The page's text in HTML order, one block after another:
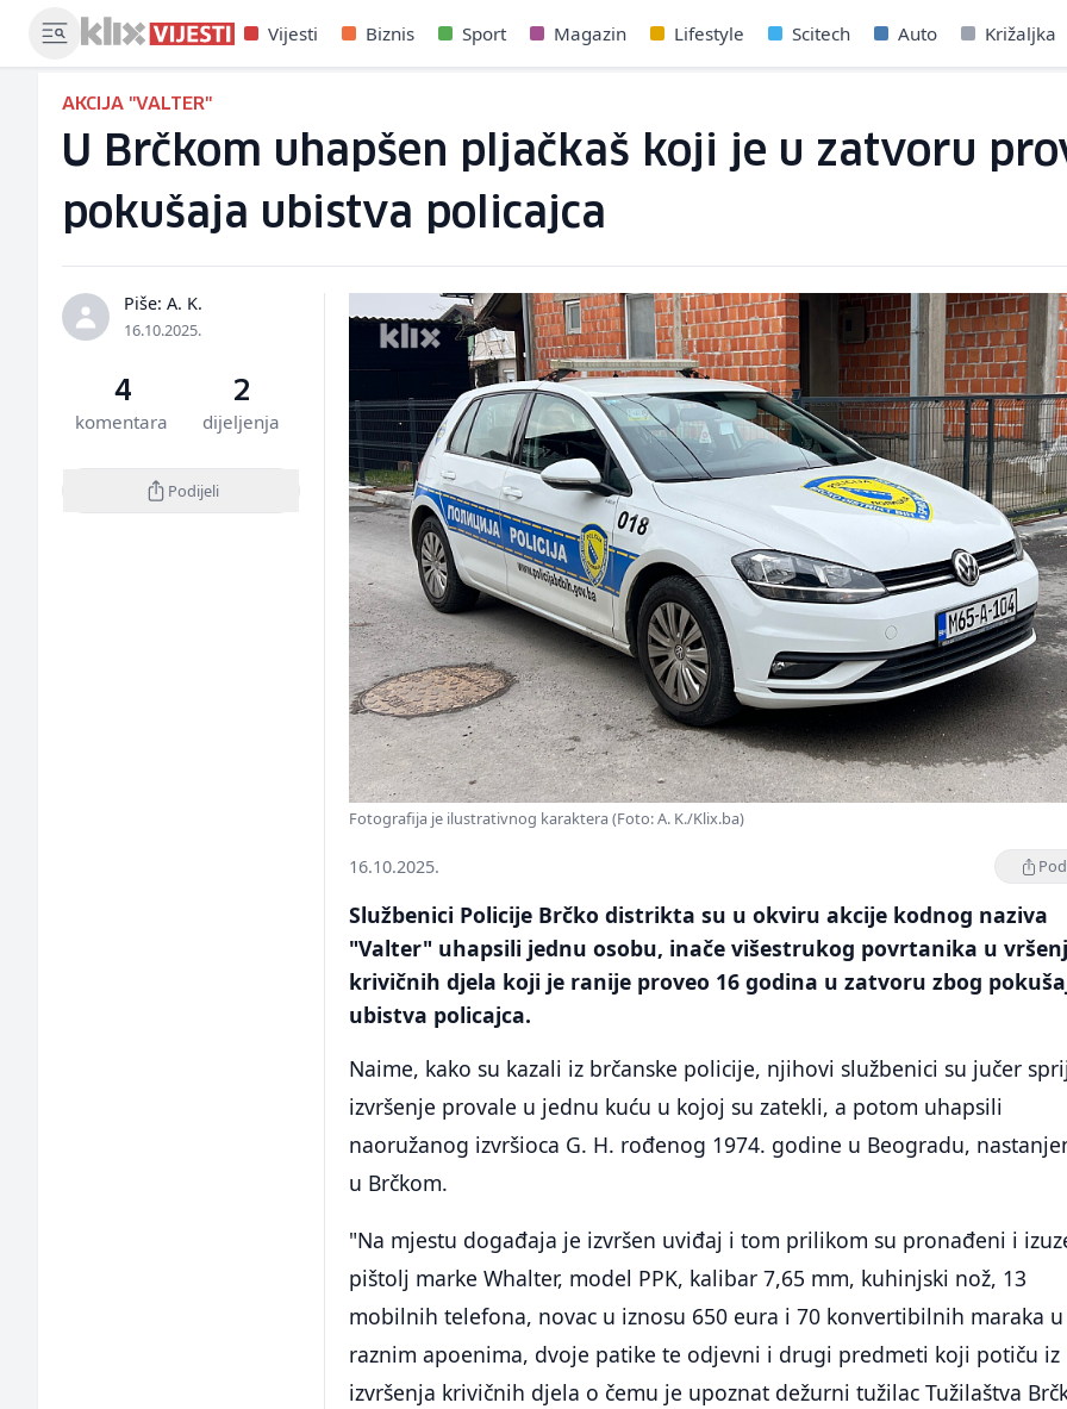
Vijesti Biznis Sport Magazin Lifestyle Scitech Auto Križaljka
AKCIJA "VALTER"
U Brčkom uhapšen pljačkaš koji je u zatvoru
pokušaja ubistva policajca
Piše: A. K.
16.10.2025.
4
komentara
2
dijeljenja
Podijeli
Fotografija je ilustrativnog karaktera (Foto: A. K./Klix.ba)
16.10.2025.
Službenici Policije Brčko distrikta su u okviru akcije kodnog naziva
"Valter" uhapsili jednu osobu, inače višestrukog povrtanika u
krivičnih djela koji je ranije proveo 16 godina u zatvoru zbog
ubistva policajca.
Naime, kako su kazali iz brčanske policije, njihovi službenici su jučer
izvršenje provale u jednu kuću u kojoj su zatekli, a potom uhapsili
naoružanog izvršioca G. H. rođenog 1974. godine u Beogradu,
u Brčkom.
"Na mjestu događaja je izvršen uviđaj i tom prilikom su pronađeni i
pištolj marke Whalter, model PPK, kalibar 7,65 mm, kuhinjski nož, 13
mobilnih telefona, novac u iznosu 650 eura i 70 konvertibilnih maraka u
raznim apoenima, dvoje patike te odjevni i drugi predmeti koji potiču iz
izvršenja krivičnih djela o čemu je upoznat dežurni tužilac Tužilaštva